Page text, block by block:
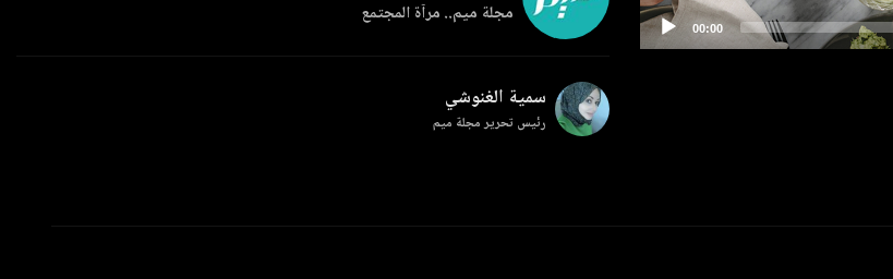
مجلة ميم.. مرآة المجتمع
سمية الغنوشي
رئيس تحرير مجلة ميم